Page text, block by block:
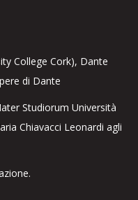
College Cork), Dante
di Dante
Studiorum Università
Chiavacci Leonardi agli